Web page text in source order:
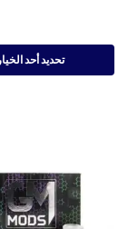
تحديد أحد